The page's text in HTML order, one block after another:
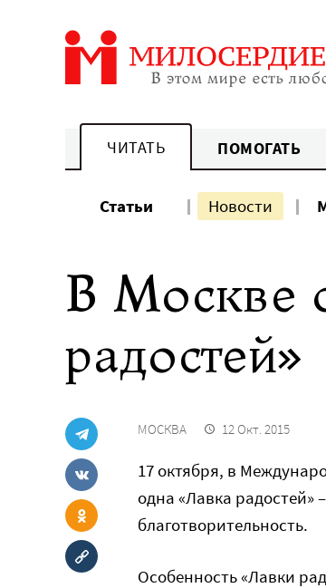
ЧИТАТЬ ПОМОГАТЬ
Статьи Новости
В Москве
радостей»
МОСКВА 12 Окт. 2015
17 октября, в
одна «Лавка
благотворительность.
Особенность «Лавки